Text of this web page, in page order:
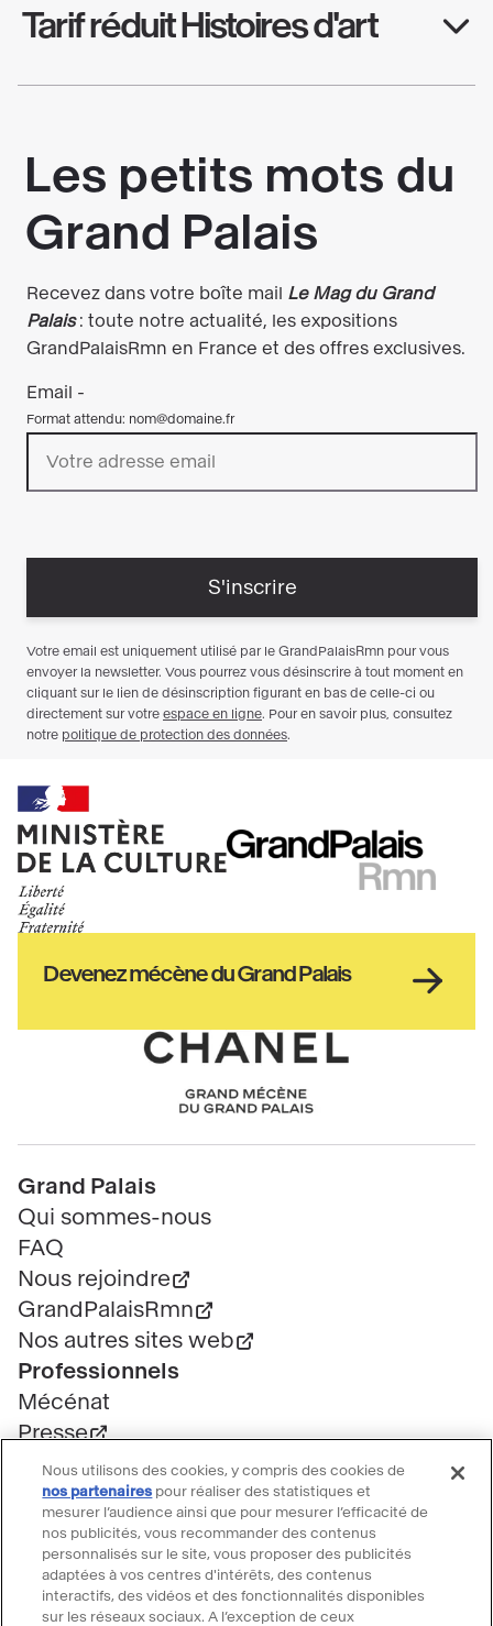
Tarif réduit Histoires d'art
Ministère
de
la
Haut
de
Devenez mécène du Grand Palais
Chanel
Pied
de
page
Grand Palais
Qui sommes-nous
FAQ
Nous rejoindre
GrandPalaisRmn
Nos autres sites web
Professionnels
Mécénat
Presse
Marchés publics
Location d'espaces
Billetterie
Billetterie groupe
Service client
FAQ Billetterie
Nous utilisons des cookies, y compris des cookies de
nos partenaires pour réaliser des statistiques et
mesurer l’audience ainsi que pour mesurer l’efficacité de
nos publicités, vous recommander des contenus
personnalisés sur le site, vous proposer des publicités
adaptées à vos centres d'intérêts, des contenus
interactifs, des vidéos et des fonctionnalités disponibles
sur les réseaux sociaux. A l’exception de ceux